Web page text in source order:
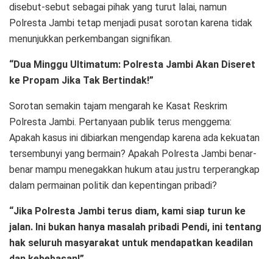
disebut-sebut sebagai pihak yang turut lalai, namun
Polresta Jambi tetap menjadi pusat sorotan karena tidak
menunjukkan perkembangan signifikan.
“Dua Minggu Ultimatum: Polresta Jambi Akan Diseret
ke Propam Jika Tak Bertindak!”
Sorotan semakin tajam mengarah ke Kasat Reskrim
Polresta Jambi. Pertanyaan publik terus menggema:
Apakah kasus ini dibiarkan mengendap karena ada kekuatan
tersembunyi yang bermain? Apakah Polresta Jambi benar-
benar mampu menegakkan hukum atau justru terperangkap
dalam permainan politik dan kepentingan pribadi?
“Jika Polresta Jambi terus diam, kami siap turun ke
jalan. Ini bukan hanya masalah pribadi Pendi, ini tentang
hak seluruh masyarakat untuk mendapatkan keadilan